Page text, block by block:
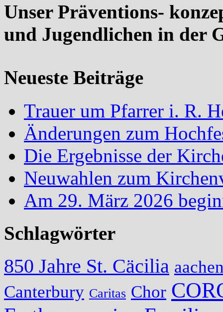
Unser Präventions-
und Jugendlichen in der
Neueste Beiträge
Trauer um Pfarrer i. R.
Änderungen zum
Die Ergebnisse der
Neuwahlen zum
Am 29. März 2026
Schlagwörter
850 Jahre St. Cäcilia
Canterbury Caritas Chor